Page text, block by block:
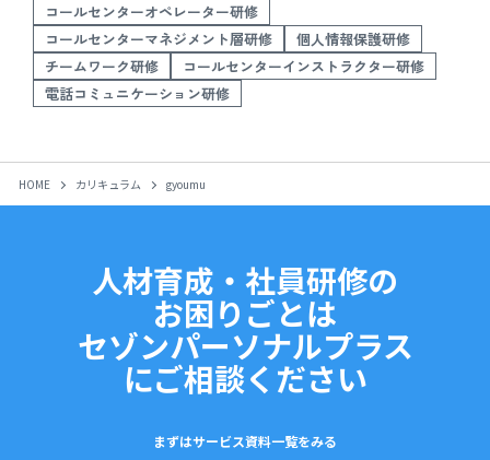
コールセンターオペレーター研修
コールセンターマネジメント層研修
個人情報保護研修
チームワーク研修
コールセンターインストラクター研修
電話コミュニケーション研修
HOME カリキュラム gyoumu
人材育成・社員研修の
お困りごとは
セゾンパーソナルプラス
にご相談ください
まずはサービス資料一覧をみる